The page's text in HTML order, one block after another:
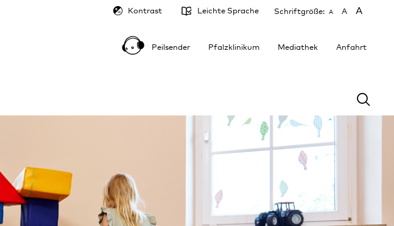
Schriftgröße: A A A
Leichte Sprache
Kontrast
Anfahrt
Mediathek
Pfalzklinikum
Peilsender